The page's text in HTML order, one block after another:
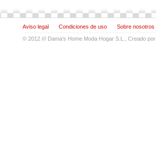
Aviso legal Condiciones de uso Sobre nosotros
© 2012 /// Dama’s Home Moda Hogar S.L., Creado por